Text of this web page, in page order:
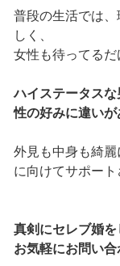
普段の生活では
しく、
女性も待ってるだ
ハイステータス
性の好みに違いが
外見も中身も綺
に向けてサポート
真剣にセレブ婚を
お気軽にお問い合